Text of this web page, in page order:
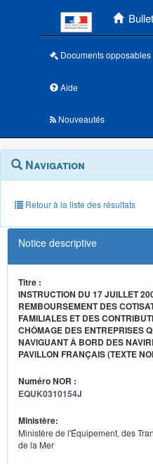
Documents opposables
Aide
Nouveautés
Navigation
outils
annexes
Menu
contextuel
Navigation
Retour à la liste des résultats
Notice descriptive
Titre :
INSTRUCTION DU 17 JUILLET
REMBOURSEMENT DES
FAMILIALES ET DES
CHÔMAGE DES ENTREPRISES
NAVIGUANT À BORD DES
PAVILLON FRANÇAIS (TEXTE
Numéro NOR :
EQUK0310154J
Ministère:
Ministère de l'Équipement, des
de la Mer